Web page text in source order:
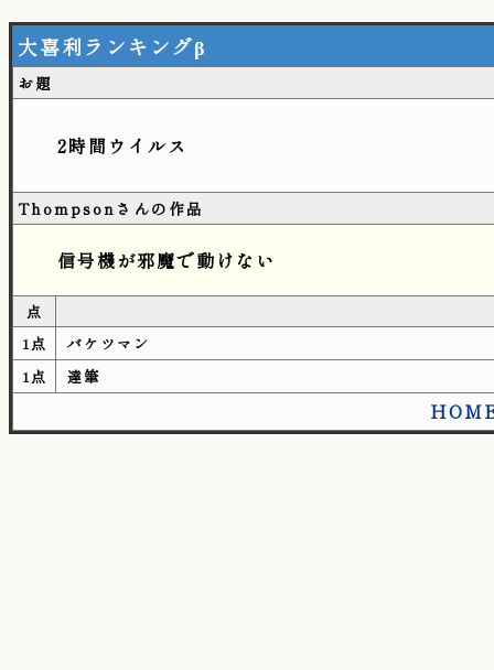
大喜利ランキングβ
お題
2時間ウイルス
Thompsonさんの作品
信号機が邪魔で動けない
点
1点
バケツマン
1点
達筆